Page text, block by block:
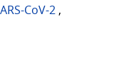
CoV-2 ,